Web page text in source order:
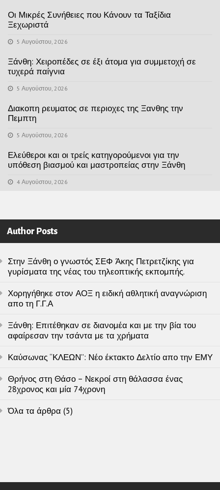
Οι Μικρές Συνήθειες που Κάνουν τα Ταξίδια
Ξεχωριστά
5 Αυγούστου, 2026
Ξάνθη: Χειροπέδες σε έξι άτομα για συμμετοχή σε
τυχερά παίγνια
5 Αυγούστου, 2026
Διακοπη ρευματος σε περιοχες της Ξανθης την
Πεμπτη
5 Αυγούστου, 2026
Ελεύθεροι και οι τρείς κατηγορούμενοι για την
υπόθεση βιασμού και μαστροπείας στην Ξάνθη
4 Αυγούστου, 2026
Author Posts
Στην Ξάνθη ο γνωστός ΣΕΦ Άκης Πετρετζίκης για
γυρίσματα της νέας του τηλεοπτικής εκπομπής.
Χορηγήθηκε στον ΑΟΞ η ειδική αθλητική αναγνώριση
απο τη Γ.Γ.Α
Ξάνθη: Επιτέθηκαν σε διανομέα και με την βία του
αφαίρεσαν την τσάντα με τα χρήματα
Καύσωνας “ΚΛΕΩΝ”: Νέο έκτακτο Δελτίο απο την ΕΜΥ
Θρήνος στη Θάσο – Νεκροί στη θάλασσα ένας
28χρονος και μία 74χρονη
Όλα τα άρθρα (5)